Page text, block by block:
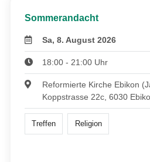
Sommerandacht
Sa, 8. August 2026
18:00 - 21:00 Uhr
Reformierte Kirche Ebikon
Koppstrasse 22c, 6030
Treffen Religion